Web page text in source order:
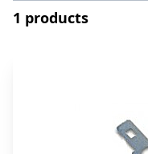
1 products